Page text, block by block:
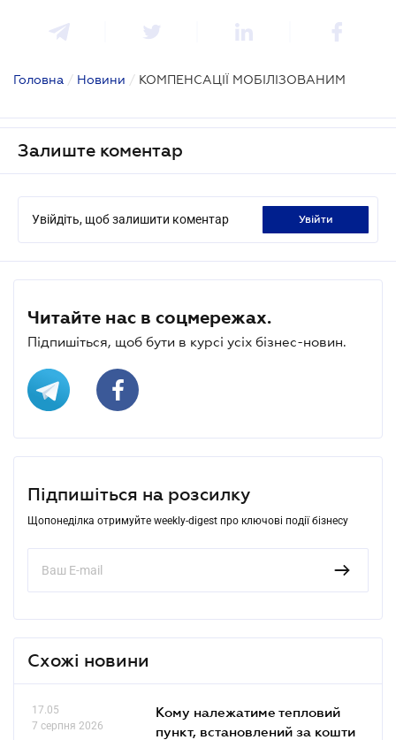
Головна / Новини / КОМПЕНСАЦІЇ МОБІЛІЗОВАНИМ
Залиште коментар
Увійдіть, щоб залишити коментар увійти
Читайте нас в соцмережах.
Підпишіться, щоб бути в курсі усіх бізнес-новин.
Підпишіться на розсилку
Щопонеділка отримуйте weekly-digest про ключові події бізнесу
Схожі новини
17.05
7 серпня 2026
Кому належатиме тепловий
пункт, встановлений за кошти